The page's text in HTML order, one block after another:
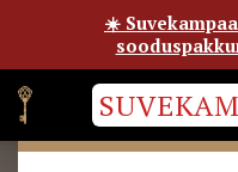
CHRISTINE
☀️